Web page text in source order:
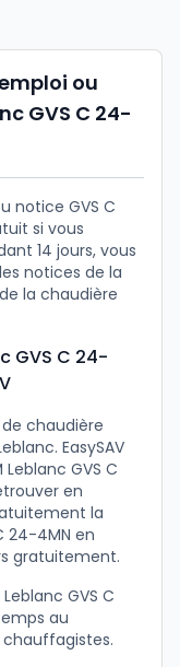
ou
GVS C 24-
notice GVS C
si vous
14 jours, vous
notices de la
la chaudière
GVS C 24-
chaudière
EasySAV
GVS C
en
la
24-4MN en
gratuitement.
GVS C
au
chauffagistes.